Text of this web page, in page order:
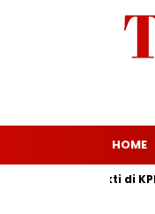
HOME
Bukti di KPK